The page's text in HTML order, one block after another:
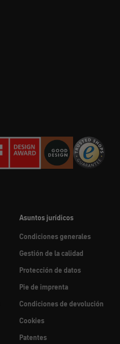
Asuntos jurídicos
Condiciones generales
Gestión de la calidad
Protección de datos
Pie de imprenta
Condiciones de devolución
Cookies
Patentes